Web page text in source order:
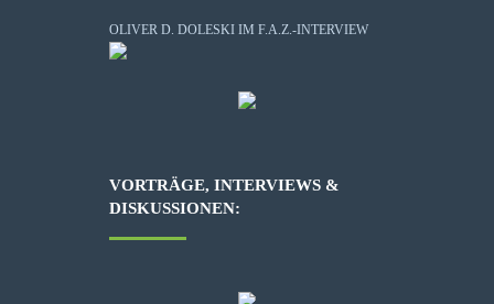
OLIVER D. DOLESKI IM F.A.Z.-INTERVIEW
VORTRÄGE, INTERVIEWS &
DISKUSSIONEN: